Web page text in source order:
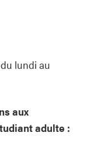
lundi au
aux
adulte :